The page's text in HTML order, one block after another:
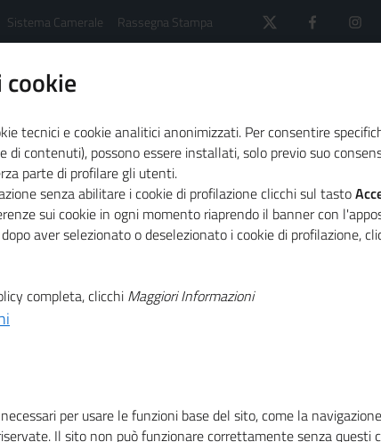
Sistema Camerale Rassegna Stampa
sistema camerale Agenda Proprietà
apertura
tecnici e cookie analitici anonimizzati. Per consentire
di contenuti), possono essere installati, solo previo suo
parte di profilare gli utenti.
senza abilitare i cookie di profilazione clicchi sul tasto
sui cookie in ogni momento riaprendo il banner con
aver selezionato o deselezionato i cookie di profilazione,
completa, clicchi Maggiori Informazioni
per usare le funzioni base del sito, come la
Il sito non può funzionare correttamente senza questi